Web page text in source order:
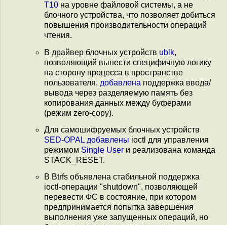
T10 на уровне файловой системы, а не
блочного устройства, что позволяет добиться
повышения производительности операций
чтения.
В драйвер блочных устройств ublk,
позволяющий вынести специфичную логику
на сторону процесса в пространстве
пользователя, добавлена поддержка ввода/
вывода через разделяемую память без
копирования данных между буферами
(режим zero-copy).
Для самошифруемых блочных устройств
SED-OPAL добавлены ioctl для управления
режимом Single User и реализована команда
STACK_RESET.
В Btrfs объявлена стабильной поддержка
ioctl-операции "shutdown", позволяющей
перевести ФС в состояние, при котором
предпринимается попытка завершения
выполнения уже запущенных операций, но